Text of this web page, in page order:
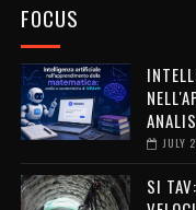
FOCUS
JULY
SI